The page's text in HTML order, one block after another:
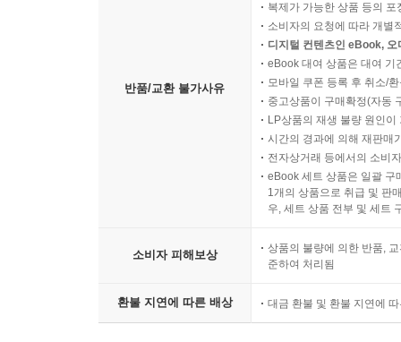
반품/교환 불가사유
복제가 가능한 상품 등의
소비자의 요청에 따라 개별
디지털 컨텐츠인 eBook,
eBook 대여 상품은 대여 기
모바일 쿠폰 등록 후 취소/
중고상품이 구매확정(자동
LP상품의 재생 불량 원인
시간의 경과에 의해 재판매
전자상거래 등에서의 소비
eBook 세트 상품은 일괄 구
1개의 상품으로 취급 및 판
우, 세트 상품 전부 및 세트
소비자 피해보상
상품의 불량에 의한 반품,
준하여 처리됨
환불 지연에 따른 배상 대금 환불 및 환불 지연에